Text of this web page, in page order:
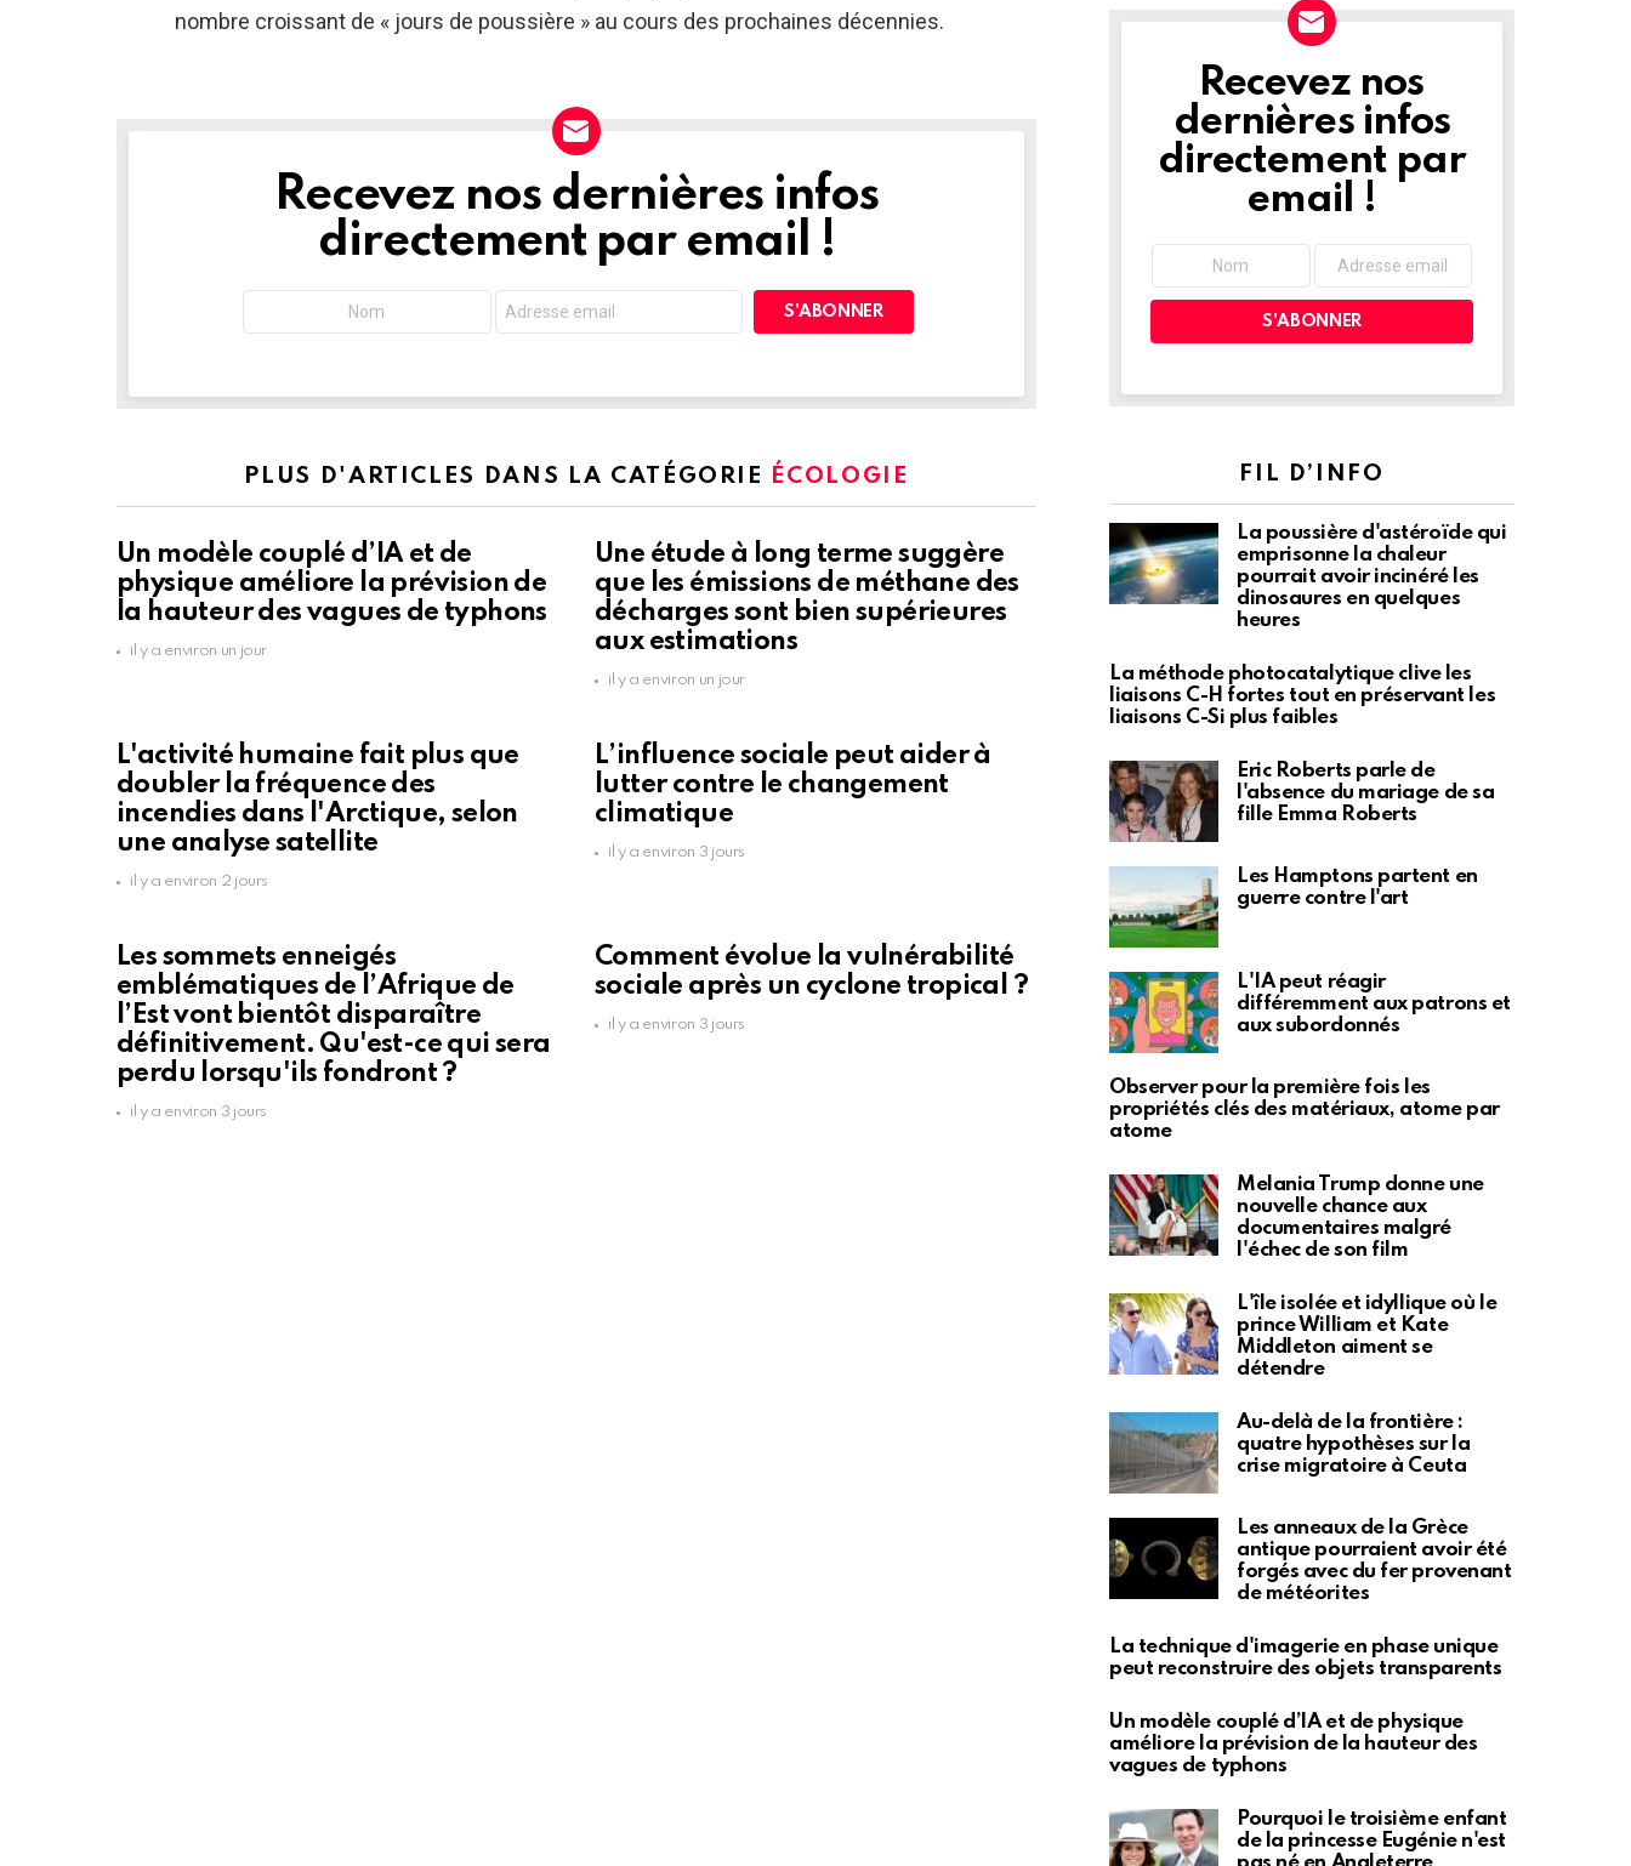
nombre croissant de « jours de poussière » au cours des prochaines décennies.
NEWSLETTERRecevez nos dernières infos
directement par email !
PLUS D'ARTICLES DANS LA CATÉGORIE ÉCOLOGIE
Un modèle couplé d’IA et de
physique améliore la prévision de
la hauteur des vagues de typhons
il y a environ un jour
Une étude à long terme suggère
que les émissions de méthane des
décharges sont bien supérieures
aux estimations
il y a environ un jour
L'activité humaine fait plus que
doubler la fréquence des
incendies dans l'Arctique, selon
une analyse satellite
il y a environ 2 jours
L’influence sociale peut aider à
lutter contre le changement
climatique
il y a environ 3 jours
Les sommets enneigés
emblématiques de l’Afrique de
l’Est vont bientôt disparaître
définitivement. Qu'est-ce qui sera
perdu lorsqu'ils fondront ?
il y a environ 3 jours
Comment évolue la vulnérabilité
sociale après un cyclone tropical ?
il y a environ 3 jours
NEWSLETTER
Recevez nos
dernières infos
directement par
email !
FIL D’INFO
La poussière d'astéroïde qui
emprisonne la chaleur
pourrait avoir incinéré les
dinosaures en quelques
heures
La méthode photocatalytique clive les
liaisons C-H fortes tout en préservant les
liaisons C-Si plus faibles
Eric Roberts parle de
l'absence du mariage de sa
fille Emma Roberts
Les Hamptons partent en
guerre contre l'art
L'IA peut réagir
différemment aux patrons et
aux subordonnés
Observer pour la première fois les
propriétés clés des matériaux, atome par
atome
Melania Trump donne une
nouvelle chance aux
documentaires malgré
l'échec de son film
L'île isolée et idyllique où le
prince William et Kate
Middleton aiment se
détendre
Au-delà de la frontière :
quatre hypothèses sur la
crise migratoire à Ceuta
Les anneaux de la Grèce
antique pourraient avoir été
forgés avec du fer provenant
de météorites
La technique d'imagerie en phase unique
peut reconstruire des objets transparents
Un modèle couplé d’IA et de physique
améliore la prévision de la hauteur des
vagues de typhons
Pourquoi le troisième enfant
de la princesse Eugénie n'est